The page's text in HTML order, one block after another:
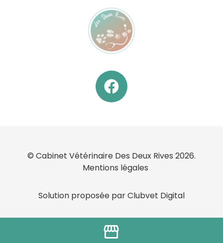
storefront
© Cabinet Vétérinaire Des Deux Rives 2026.
Mentions légales
Solution proposée par Clubvet Digital